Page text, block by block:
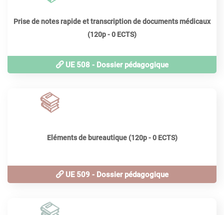
Prise de notes rapide et transcription de documents médicaux
(120p - 0 ECTS)
UE 508 - Dossier pédagogique
Eléments de bureautique (120p - 0 ECTS)
UE 509 - Dossier pédagogique